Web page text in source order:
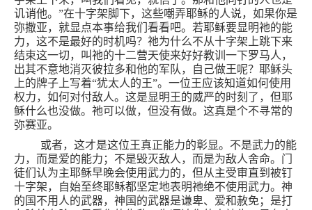
讥诮他。”在十字架脚下，这些嘲弄耶稣的人说，如果你是
弥撒亚，就显点本事给我们看看吧。若耶稣要显明祂的能
力，这不是最好的时机吗？祂为什么不从十字架上跳下来
结束这一切，叫祂的十二营天使来好好教训一下罗马人，
出其不意地消灭彼拉多和他的军队，自己做王呢？耶稣头
上的牌子上写着“犹太人的王”。一位王应该知道如何使用
权力，如何对付敌人。这是显明王的威严的时刻了，但耶
稣什么也没做。祂可以做，但没有做。这真是个不寻常的
弥赛亚。
或者，这才是这位王真正能力的彰显。不是武力的能
力，而是爱的能力；不是毁灭敌人，而是为敌人舍命。门
徒们认为主耶稣早晚会使用武力的，但从主受审直到被钉
十字架，自始至终耶稣都坚定地表明祂绝不使用武力。神
的国不用人的武器，神国的武器是谦卑、爱和赦免；是打